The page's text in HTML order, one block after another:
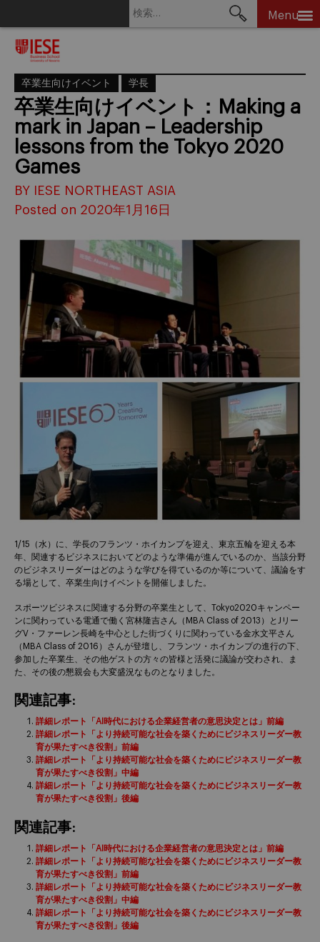
Menu
卒業生向けイベント 学長
卒業生向けイベント：Making a
mark in Japan – Leadership
lessons from the Tokyo 2020
Games
BY IESE NORTHEAST ASIA
Posted on 2020年1月16日
1/15（水）に、学長のフランツ・ホイカンプを迎え、東京五輪を迎える本
年、関連するビジネスにおいてどのような準備が進んでいるのか、当該分野
のビジネスリーダーはどのような学びを得ているのか等について、議論をす
る場として、卒業生向けイベントを開催しました。
スポーツビジネスに関連する分野の卒業生として、Tokyo2020キャンペー
ンに関わっている電通で働く宮林隆吉さん（MBA Class of 2013）とJリー
グV・ファーレン長崎を中心とした街づくりに関わっている金水文平さん
（MBA Class of 2016）さんが登壇し、フランツ・ホイカンプの進行の下、
参加した卒業生、その他ゲストの方々の皆様と活発に議論が交わされ、ま
た、その後の懇親会も大変盛況なものとなりました。
関連記事:
詳細レポート「AI時代における企業経営者の意思決定とは」前編
詳細レポート「より持続可能な社会を築くためにビジネスリーダー教
育が果たすべき役割」前編
詳細レポート「より持続可能な社会を築くためにビジネスリーダー教
育が果たすべき役割」中編
詳細レポート「より持続可能な社会を築くためにビジネスリーダー教
育が果たすべき役割」後編
関連記事:
詳細レポート「AI時代における企業経営者の意思決定とは」前編
詳細レポート「より持続可能な社会を築くためにビジネスリーダー教
育が果たすべき役割」前編
詳細レポート「より持続可能な社会を築くためにビジネスリーダー教
育が果たすべき役割」中編
詳細レポート「より持続可能な社会を築くためにビジネスリーダー教
育が果たすべき役割」後編